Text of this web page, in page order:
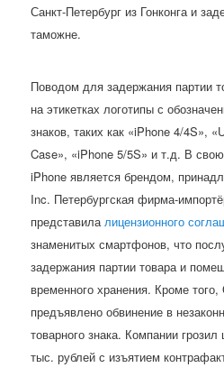
Санкт-Петербург из Гонконга и
таможне.
Поводом для задержания партии
на этикетках логотипы с
знаков, таких как «iPhone 4/4S»,
Case», «iPhone 5/5S» и т.д. В
iPhone является брендом,
Inc. Петербургская фирма-
представилалицензионного
знаменитых смартфонов, что
задержания партии товара и
временного хранения. Кроме
предъявлено обвинение в
товарного знака. Компании
тыс. рублей с изъятием